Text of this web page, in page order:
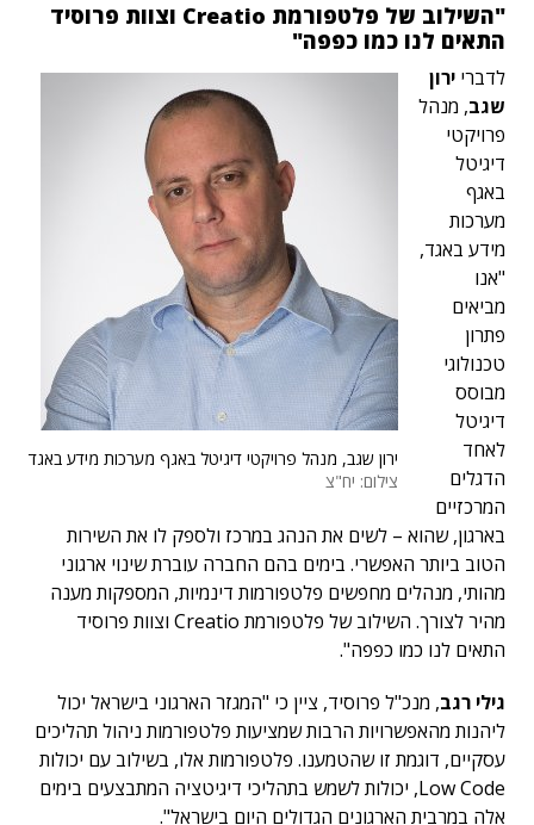
"השילוב של פלטפורמת Creatio וצוות פרוסיד
התאים לנו כמו כפפה"
ירון שגב, מנהל פרויקטי דיגיטל באגף מערכות מידע באגד
צילום: יח"צ
לדברי ירון
שגב, מנהל
פרויקטי
דיגיטל
באגף
מערכות
מידע באגד,
"אנו
מביאים
פתרון
טכנולוגי
מבוסס
דיגיטל
לאחד
הדגלים
המרכזיים
בארגון, שהוא – לשים את הנהג במרכז ולספק לו את השירות
הטוב ביותר האפשרי. בימים בהם החברה עוברת שינוי ארגוני
מהותי, מנהלים מחפשים פלטפורמות דינמיות, המספקות מענה
מהיר לצורך. השילוב של פלטפורמת Creatio וצוות פרוסיד
התאים לנו כמו כפפה".
גילי רגב, מנכ"ל פרוסיד, ציין כי "המגזר הארגוני בישראל יכול
ליהנות מהאפשרויות הרבות שמציעות פלטפורמות ניהול תהליכים
עסקיים, דוגמת זו שהטמענו. פלטפורמות אלו, בשילוב עם יכולות
Low Code, יכולות לשמש בתהליכי דיגיטציה המתבצעים בימים
אלה במרבית הארגונים הגדולים היום בישראל".